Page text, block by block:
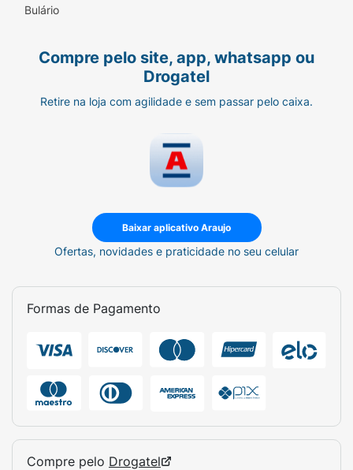
Bulário
Compre pelo site, app, whatsapp ou
Drogatel
Retire na loja com agilidade e sem passar pelo caixa.
Baixar aplicativo Araujo
Ofertas, novidades e praticidade no seu celular
Formas de Pagamento
Compre pelo Drogatel